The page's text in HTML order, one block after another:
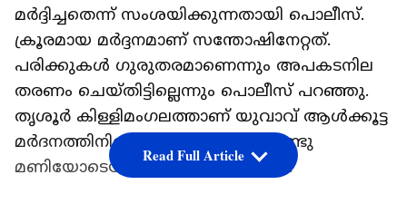
മർദ്ദിച്ചതെന്ന് സംശയിക്കുന്നതായി പൊലീസ്.
ക്രൂരമായ മർദ്ദനമാണ് സന്തോഷിനേറ്റത്.
പരിക്കുകൾ ​ഗുരുതരമാണെന്നും അപകടനില
തരണം ചെയ്തിട്ടില്ലെന്നും പൊലീസ് പറഞ്ഞു.
തൃശൂർ കിള്ളിമംഗലത്താണ് യുവാവ് ആൾക്കൂട്ട
മർദനത്തിനിരയായത്. പുലർച്ചെ രണ്ടു
മണിയോടെയാണ് സംഭവം നടന്നത്.
Read Full Article